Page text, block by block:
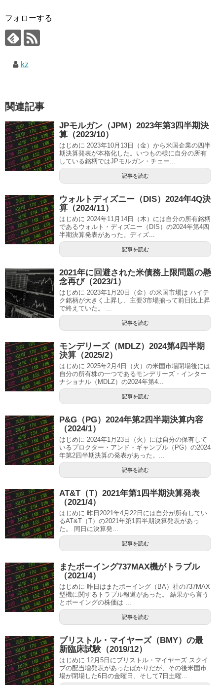
フォローする
kz
関連記事
JPモルガン（JPM）2023年第3四半期決
算（2023/10）
はじめに 2023年10月13日（金）から米国企業の四半
期決算発表が本格化した。いつもの様に自分の所有
している銘柄ではJPモルガン・チェー...
記事を読む
ウォルトディズニー（DIS）2024年4Q決
算（2024/11）
はじめに 2024年11月14日（木）には自分の所有銘柄
であるウォルト・ディズニー（DIS）の2024年第4四
半期決算発表があった。ディズ...
記事を読む
2021年に回避された米債務上限問題の懸
念再び（2023/1）
はじめに 2023年1月20日（金）の米国市場は ハイテ
ク銘柄が大きく上昇し、主要3市場揃って前日比上昇
で終えていた。 ...
記事を読む
モンデリーズ（MDLZ）2024第4四半期
決算（2025/2）
はじめに 2025年2月4日（火）の米国市場閉場後には
自分の所有株の一つであるモンデリーズ・インター
ナショナル（MDLZ）の2024年第4...
記事を読む
P&G（PG）2024年第2四半期決算内容
（2024/1）
はじめに 2024年1月23日（火）には自分の保有して
いるプロクター・アンド・ギャンブル（PG）の2024
年第2四半期決算の発表があった。...
記事を読む
AT&T（T）2021年第1四半期決算発表
（2021/4）
はじめに 昨日2021年4月22日には自分が所有してい
るAT&T（T）の2021年第1四半期決算発表があっ
た。 同日に決算発...
記事を読む
またボーイング737MAX機がトラブル
（2021/4）
はじめに 昨日はまたボーイング（BA）社の737MAX
型機に関するトラブル報道があった。 結果から言う
とボーイングの株価は ...
記事を読む
ブリストル・マイヤーズ（BMY）の最
新臨床試験（2019/12）
はじめに 12月5日にブリストル・マイヤーズ スクイ
ブの配当増発表があったばかりだが、その後米国市
場が閉場した6日の金曜日、そして7日土曜...